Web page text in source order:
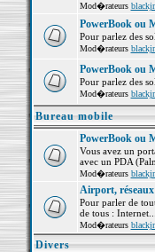
Mod�rateurs
PowerBook ou
Pour parlez des
Mod�rateurs
PowerBook ou
Pour parlez des
Mod�rateurs
Bureau mobile
PowerBook ou
Vous avez un
avec un PDA
Mod�rateurs
Airport,
Pour parler de
de tous : Internet...
Mod�rateurs
Divers